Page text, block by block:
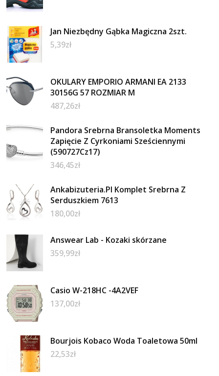
Jan Niezbędny Gąbka Magiczna 2szt.
5,39zł
OKULARY EMPORIO ARMANI EA 2133
30156G 57 ROZMIAR M
487,26zł
Pandora Srebrna Bransoletka Moments
Zapięcie Z Cyrkoniami Sześciennymi
(590727Cz17)
346,45zł
Ankabizuteria.Pl Komplet Srebrna Z
Serduszkiem 7613
180,00zł
Answear Lab - Kozaki skórzane
359,99zł
Casio W-218HC -4A2VEF
137,00zł
Bourjois Kobaco Woda Toaletowa 50ml
22,53zł